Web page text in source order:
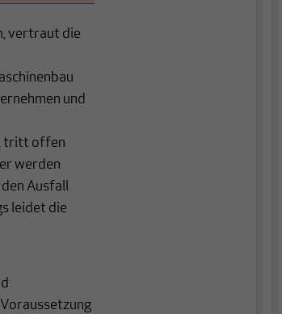
vertraut die
und
tritt offen
werden
Ausfall
leidet die